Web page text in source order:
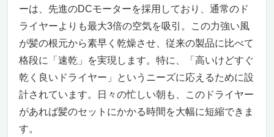
ーは、先進のDCモーターを採用しており、通常のド
ライヤーよりも最大3倍の空気を吸引。この力強い風
が髪の根元から素早く乾燥させ、従来の製品に比べて
格段に「速乾」を実現します。特に、「高いけどすぐ
乾く良いドライヤー」というニーズに応えるために設
計されています。日々の忙しい朝も、このドライヤー
があれば髪のセットにかかる時間を大幅に短縮できま
す。